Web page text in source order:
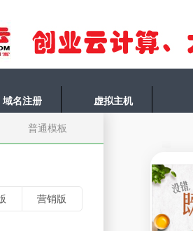
域名注册 虚拟主机
普通模板
营销版